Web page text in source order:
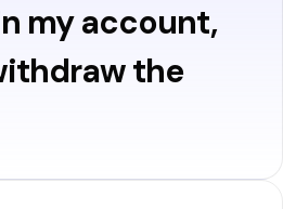
my account,
the